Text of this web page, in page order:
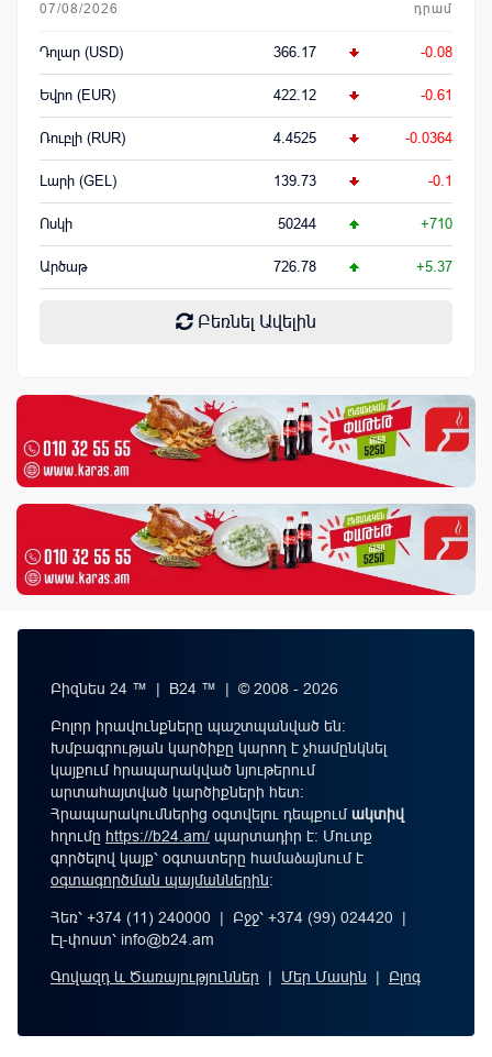
07/08/2026 դրամ
Դոլար (USD) 366.17 -0.08
Եվրո (EUR) 422.12 -0.61
Ռուբլի (RUR) 4.4525 -0.0364
Լարի (GEL) 139.73 -0.1
Ոսկի 50244 +710
Արծաթ 726.78 +5.37
Բեռնել Ավելին
Բիզնես 24 ™ | B24 ™ | © 2008 - 2026
Բոլոր իրավունքները պաշտպանված են:
Խմբագրության կարծիքը կարող է չհամընկնել
կայքում հրապարակված նյութերում
արտահայտված կարծիքների հետ:
Հրապարակումներից օգտվելու դեպքումակտիվ
հղումը https://b24.am/ պարտադիր է: Մուտք
գործելով կայք՝ օգտատերը համաձայնում է
օգտագործման պայմաններին։
Հեռ՝ +374 (11) 240000 | Բջջ՝ +374 (99) 024420 |
Էլ-փոստ՝ info@b24.am
Գովազդ և Ծառայություններ | Մեր Մասին | Բլոգ